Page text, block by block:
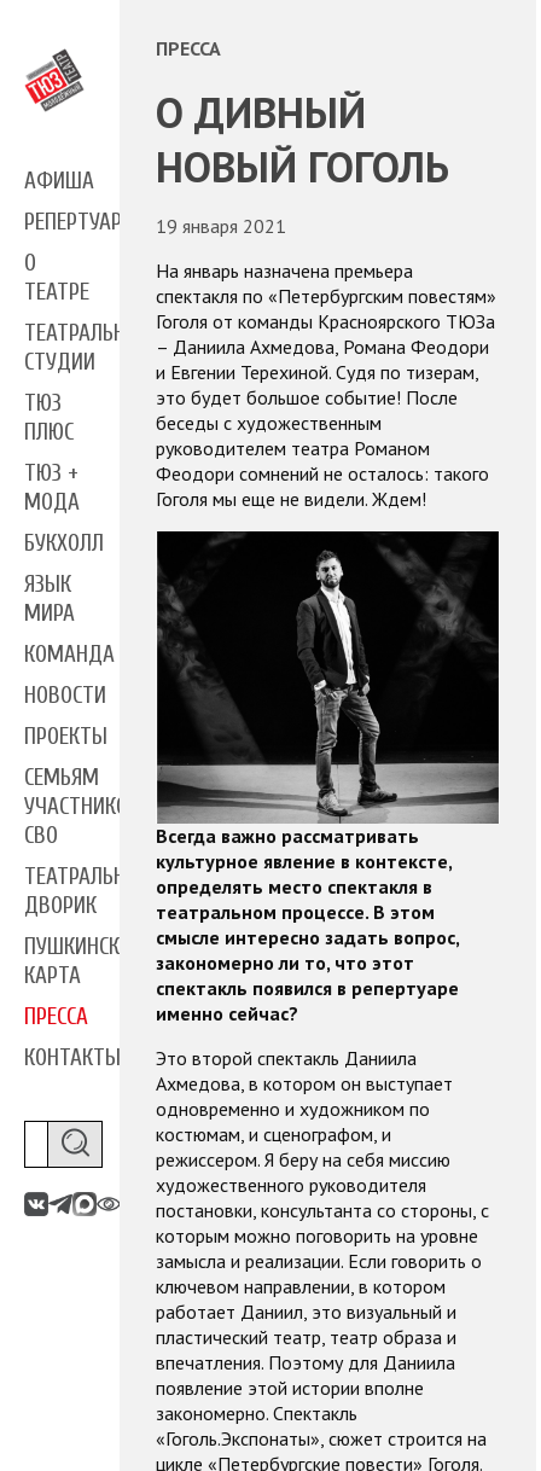
АФИША
РЕПЕРТУАР
О
ТЕАТРЕ
ТЕАТРАЛЬНЫЕ
СТУДИИ
ТЮЗ
ПЛЮС
ТЮЗ +
МОДА
БУКХОЛЛ
ЯЗЫК
МИРА
КОМАНДА
НОВОСТИ
ПРОЕКТЫ
СЕМЬЯМ
УЧАСТНИКОВ
СВО
ТЕАТРАЛЬНЫЙ
ДВОРИК
ПУШКИНСКАЯ
КАРТА
ПРЕССА
КОНТАКТЫ
ПРЕССА
О ДИВНЫЙ
НОВЫЙ ГОГОЛЬ
19 января 2021
На январь назначена премьера
спектакля по «Петербургским повестям»
Гоголя от команды Красноярского ТЮЗа
– Даниила Ахмедова, Романа Феодори
и Евгении Терехиной. Судя по тизерам,
это будет большое событие! После
беседы с художественным
руководителем театра Романом
Феодори сомнений не осталось: такого
Гоголя мы еще не видели. Ждем!
Всегда важно рассматривать
культурное явление в контексте,
определять место спектакля в
театральном процессе. В этом
смысле интересно задать вопрос,
закономерно ли то, что этот
спектакль появился в репертуаре
именно сейчас?
Это второй спектакль Даниила
Ахмедова, в котором он выступает
одновременно и художником по
костюмам, и сценографом, и
режиссером. Я беру на себя миссию
художественного руководителя
постановки, консультанта со стороны, с
которым можно поговорить на уровне
замысла и реализации. Если говорить о
ключевом направлении, в котором
работает Даниил, это визуальный и
пластический театр, театр образа и
впечатления. Поэтому для Даниила
появление этой истории вполне
закономерно. Спектакль
«Гоголь.Экспонаты», сюжет строится на
цикле «Петербургские повести» Гоголя.